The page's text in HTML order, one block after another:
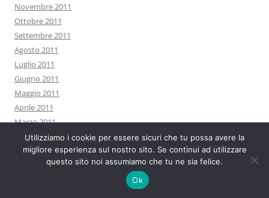
Novembre 2011
Ottobre 2011
Settembre 2011
Agosto 2011
Luglio 2011
Giugno 2011
Maggio 2011
Aprile 2011
Marzo 2011
Febbraio 2011
Gennaio 2011
Dicembre 2010
Utilizziamo i cookie per essere sicuri che tu possa avere la
migliore esperienza sul nostro sito. Se continui ad utilizzare
questo sito noi assumiamo che tu ne sia felice.
Ok